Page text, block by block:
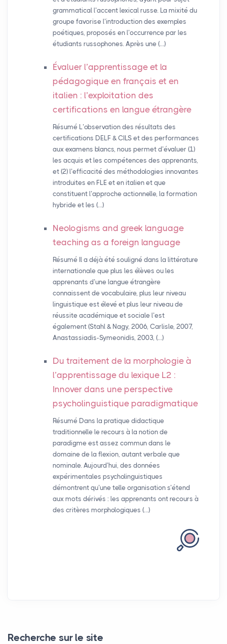
grammatical l’accent lexical russe. La mixité du
groupe favorise l’introduction des exemples
poétiques, proposés en l’occurrence par les
étudiants russophones. Après une (…)
Évaluer l’apprentissage et la
pédagogique en français et en
italien : l’exploitation des
certifications en langue étrangère
Résumé L’observation des résultats des
certifications DELF & CILS et des performances
aux examens blancs, nous permet d’évaluer (1)
les acquis et les compétences des apprenants,
et (2) l’efficacité des méthodologies innovantes
introduites en FLE et en italien et que
constituent l’approche actionnelle, la formation
hybride et les (…)
Neologisms and greek language
teaching as a foreign language
Résumé Il a déjà été souligné dans la littérature
internationale que plus les élèves ou les
apprenants d’une langue étrangère
connaissent de vocabulaire, plus leur niveau
linguistique est élevé et plus leur niveau de
réussite académique et sociale l’est
également (Stahl & Nagy, 2006, Carlisle, 2007,
Anastassiadis-Symeonidis, 2003, (…)
Du traitement de la morphologie à
l’apprentissage du lexique L2 :
Innover dans une perspective
psycholinguistique paradigmatique
Résumé Dans la pratique didactique
traditionnelle le recours à la notion de
paradigme est assez commun dans le
domaine de la flexion, autant verbale que
nominale. Aujourd’hui, des données
expérimentales psycholinguistiques
démontrent qu’une telle organisation s’étend
aux mots dérivés : les apprenants ont recours à
des critères morphologiques (…)
Recherche sur le site